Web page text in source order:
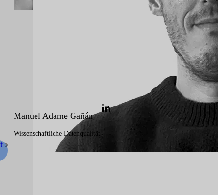
Manuel Adame Gañán
Wissenschaftliche Datenqualität